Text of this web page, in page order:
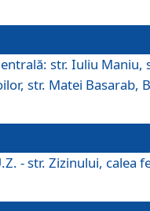
str. Iuliu
str. Matei
- str. Zizinului,